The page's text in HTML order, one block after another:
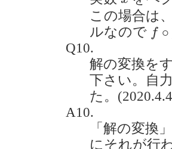
この場合は、
ルなので f ∘
f∘
Q10.
解の変換を
下さい。自
た。
A10.
「解の変換
にそれが行